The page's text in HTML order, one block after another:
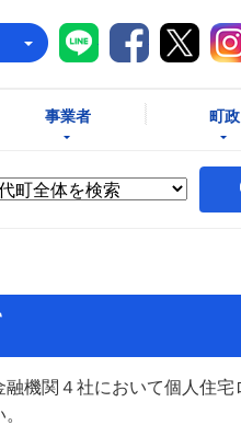
八千代町LINE
八千代町八
事業者 町政
機関４社において個人住宅